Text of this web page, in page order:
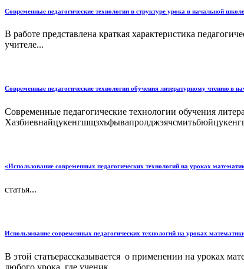
Современные педагогические технологии в структуре урока в начальной школе
В работе представлена краткая характеристика
учителе...
Современные педагогические технологии обучения литературному чтению в
Современные педагогические технологии обучения
«Использование современных педагогических технологий на уроках
статья...
Использование современных педагогических технологий на уроках
В этой статьерассказывается о применении на уроках